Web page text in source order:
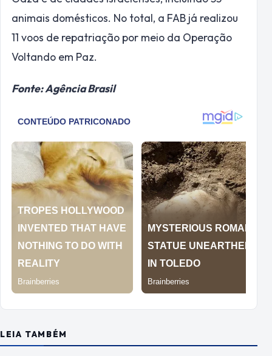
animais domésticos. No total, a FAB já realizou
11 voos de repatriação por meio da Operação
Voltando em Paz.
Fonte: Agência Brasil
LEIA TAMBÉM